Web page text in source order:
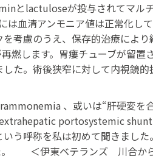
とlactuloseが投与されてマル
血清アンモニア値は正常化
考慮のうえ、保存的治療によ
燃します。胃瘻チューブが留
た。術後狭窄に対して内視鏡
、或いは“肝硬変を
portosystemic
う呼称を私は初めて聞きまし
。 ＜伊東ベテランズ 川合か